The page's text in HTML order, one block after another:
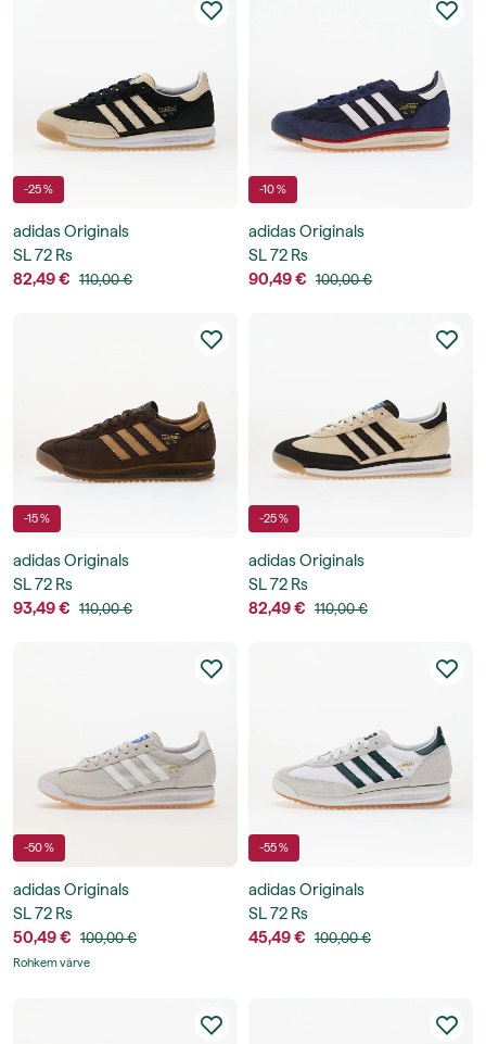
-25 %
adidas Originals
SL 72 Rs
82,49 € 110,00 €
-10 %
adidas Originals
SL 72 Rs
90,49 € 100,00 €
-15 %
adidas Originals
SL 72 Rs
93,49 € 110,00 €
-25 %
adidas Originals
SL 72 Rs
82,49 € 110,00 €
-50 %
adidas Originals
SL 72 Rs
50,49 € 100,00 €
Rohkem värve
-55 %
adidas Originals
SL 72 Rs
45,49 € 100,00 €